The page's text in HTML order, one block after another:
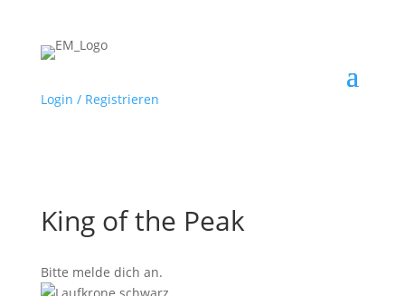
Login / Registrieren
King of the Peak
Bitte melde dich an.